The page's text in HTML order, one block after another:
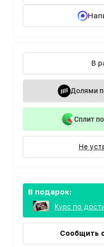
В
Долями
Сплит
Не
В подарок:
Курс по
Сообщить